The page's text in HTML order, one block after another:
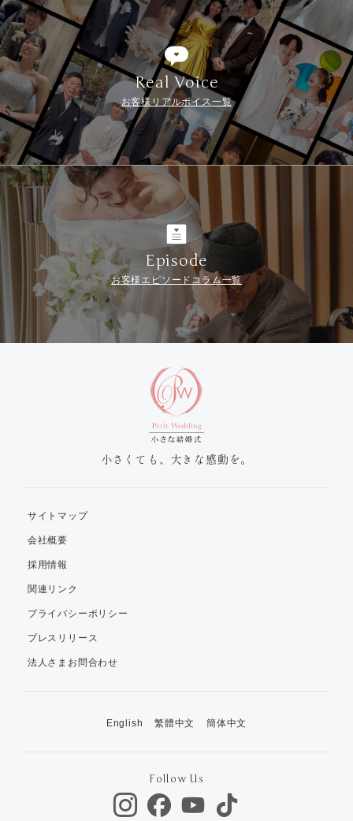
Real Voice
お客様リアルボイス一覧
Episode
お客様エピソードコラム一覧
小さくても、大きな感動を。
サイトマップ
会社概要
採用情報
関連リンク
プライバシーポリシー
プレスリリース
法人さまお問合わせ
English 繁體中文 簡体中文
Follow Us